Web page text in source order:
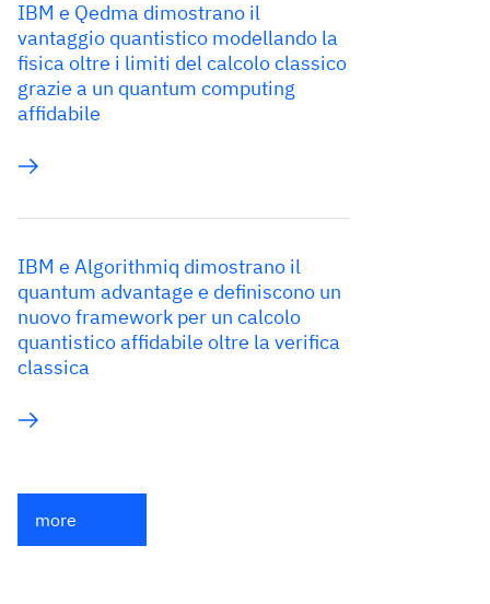
IBM e Qedma dimostrano il
vantaggio quantistico modellando la
fisica oltre i limiti del calcolo classico
grazie a un quantum computing
affidabile
IBM e Algorithmiq dimostrano il
quantum advantage e definiscono un
nuovo framework per un calcolo
quantistico affidabile oltre la verifica
classica
more